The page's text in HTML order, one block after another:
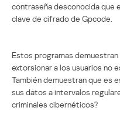
contraseña desconocida que
clave de cifrado de Gpcode.
Estos programas
extorsionar a los usuarios no
También demuestran que es
sus datos a intervalos
criminales cibernéticos?